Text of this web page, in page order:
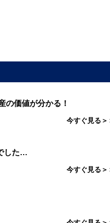
の価値が分かる！
今すぐ見る＞
した…
今すぐ見る＞